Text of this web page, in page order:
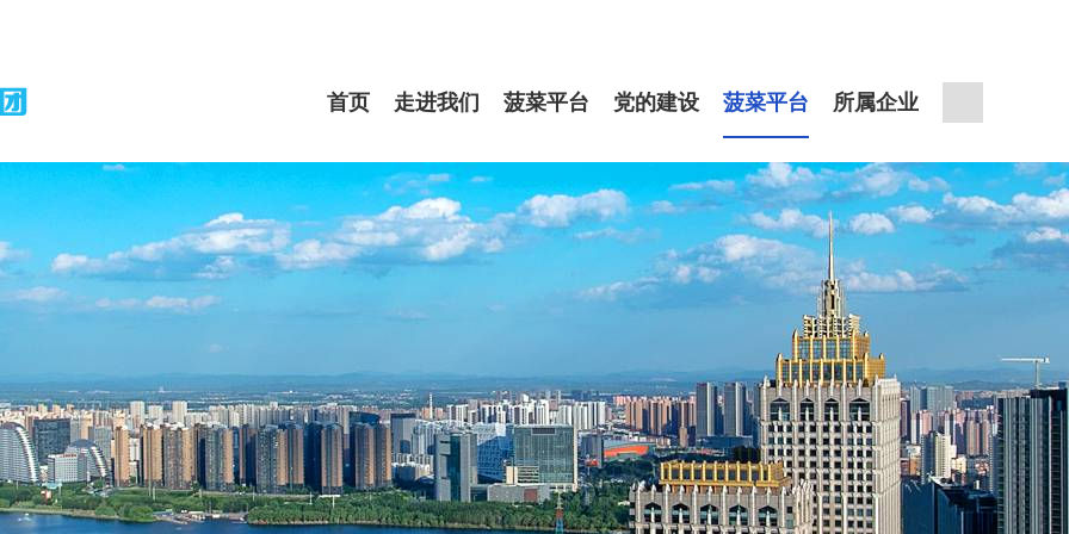
首页 走进我们 菠菜平台 党的建设 菠菜平台 所属企业